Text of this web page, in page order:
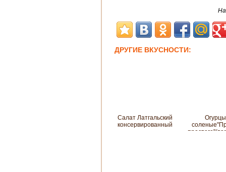
ДРУГИЕ ВКУСНОСТИ:
Салат Латгальский
консервированный
Огурцы